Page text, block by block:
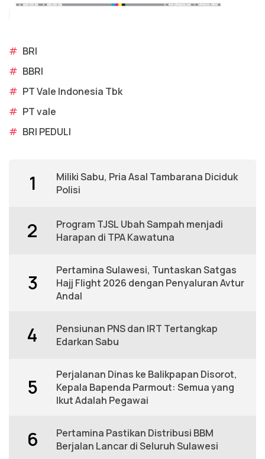
# BRI
# BBRI
# PT Vale Indonesia Tbk
# PT vale
# BRI PEDULI
1
Miliki Sabu, Pria Asal Tambarana Diciduk
Polisi
2
Program TJSL Ubah Sampah menjadi
Harapan di TPA Kawatuna
3
Pertamina Sulawesi, Tuntaskan Satgas
Hajj Flight 2026 dengan Penyaluran Avtur
Andal
4
Pensiunan PNS dan IRT Tertangkap
Edarkan Sabu
5
Perjalanan Dinas ke Balikpapan Disorot,
Kepala Bapenda Parmout: Semua yang
Ikut Adalah Pegawai
6
Pertamina Pastikan Distribusi BBM
Berjalan Lancar di Seluruh Sulawesi